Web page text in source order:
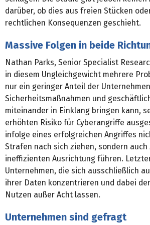
darüber, ob dies aus freien Stücken
rechtlichen Konsequenzen geschieht.
Massive Folgen in beide
Nathan Parks, Senior Specialist
in diesem Ungleichgewicht mehrere
nur ein geringer Anteil der Unternehmen
Sicherheitsmaßnahmen und
miteinander in Einklang bringen kann,
erhöhten Risiko für Cyberangriffe
infolge eines erfolgreichen Angriffes
Strafen nach sich ziehen, sondern auch
ineffizienten Ausrichtung führen.
Unternehmen, die sich ausschließlich
ihrer Daten konzentrieren und dabei
Nutzen außer Acht lassen.
Unternehmen sind gefragt